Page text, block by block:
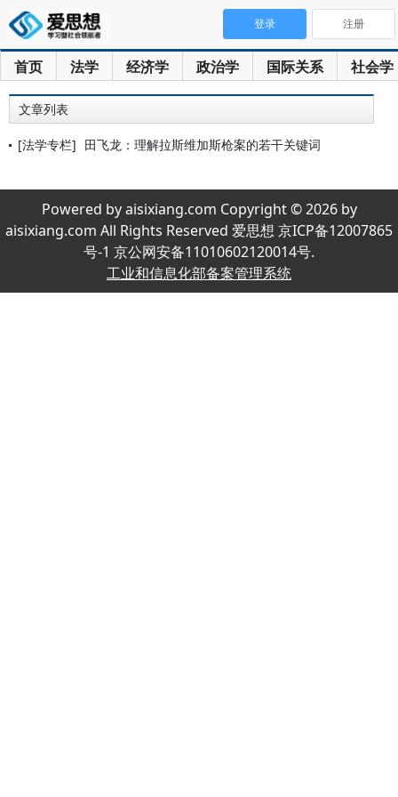
首页 法学 经济学 政治学 国际关系 社会学
登录 注册
文章列表
[法学专栏] 田飞龙：理解拉斯维加斯枪案的若干关键词
Powered by aisixiang.com Copyright © 2026 by
aisixiang.com All Rights Reserved 爱思想 京ICP备12007865
号-1 京公网安备11010602120014号.
工业和信息化部备案管理系统